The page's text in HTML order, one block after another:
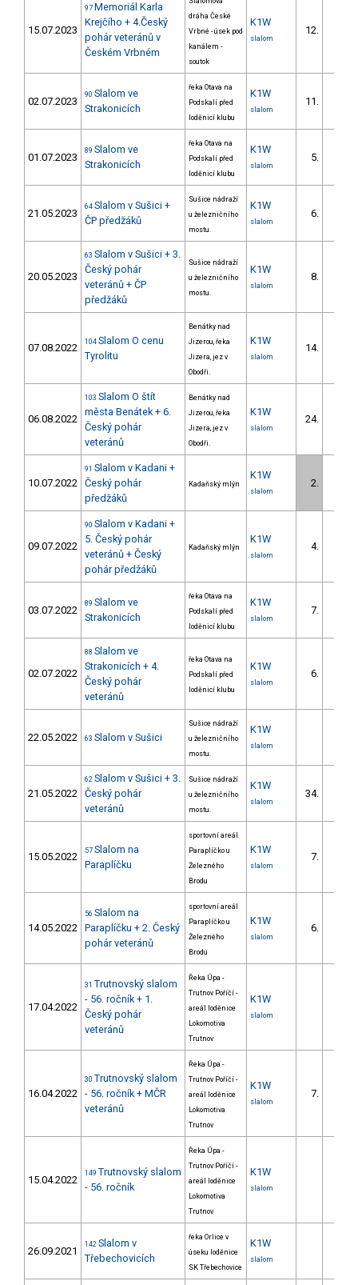
15.07.2023
97 Memoriál Karla
Krejčího + 4.Český
pohár veteránů v
Českém Vrbném
dráha České
Vrbné - úsek pod
kanálem -
soutok
K1W
slalom
12.
02.07.2023
90 Slalom ve
Strakonicích
řeka Otava na
Podskalí před
loděnicí klubu
K1W
slalom
11.
01.07.2023
89 Slalom ve
Strakonicích
řeka Otava na
Podskalí před
loděnicí klubu
K1W
slalom
5.
21.05.2023
64 Slalom v Sušici +
ČP předžáků
Sušice nádraží
u železničního
mostu.
K1W
slalom
6.
20.05.2023
63 Slalom v Sušici + 3.
Český pohár
veteránů + ČP
předžáků
Sušice nádraží
u železničního
mostu.
K1W
slalom
8.
07.08.2022 104 Slalom O cenu
Tyrolitu
Benátky nad
Jizerou, řeka
Jizera, jez v
Obodři.
K1W
slalom
14.
06.08.2022
103 Slalom O štít
města Benátek + 6.
Český pohár
veteránů
Benátky nad
Jizerou, řeka
Jizera, jez v
Obodři.
K1W
slalom
24.
10.07.2022
91 Slalom v Kadani +
Český pohár
předžáků
Kadaňský mlýn
K1W
slalom
2.
09.07.2022
90 Slalom v Kadani +
5. Český pohár
veteránů + Český
pohár předžáků
Kadaňský mlýn
K1W
slalom
4.
03.07.2022
89 Slalom ve
Strakonicích
řeka Otava na
Podskalí před
loděnicí klubu
K1W
slalom
7.
02.07.2022
88 Slalom ve
Strakonicích + 4.
Český pohár
veteránů
řeka Otava na
Podskalí před
loděnicí klubu
K1W
slalom
6.
22.05.2022 63 Slalom v Sušici
Sušice nádraží
u železničního
mostu.
K1W
slalom
21.05.2022
62 Slalom v Sušici + 3.
Český pohár
veteránů
Sušice nádraží
u železničního
mostu.
K1W
slalom
34.
15.05.2022 57 Slalom na
Paraplíčku
sportovní areál
Paraplíčko u
Železného
Brodu
K1W
slalom
7.
14.05.2022
56 Slalom na
Paraplíčku + 2. Český
pohár veteránů
sportovní areál
Paraplíčko u
Železného
Brodu
K1W
slalom
6.
17.04.2022
31 Trutnovský slalom
- 56. ročník + 1.
Český pohár
veteránů
Řeka Úpa -
Trutnov Poříčí -
areál loděnice
Lokomotiva
Trutnov
K1W
slalom
16.04.2022
30 Trutnovský slalom
- 56. ročník + MČR
veteránů
Řeka Úpa -
Trutnov Poříčí -
areál loděnice
Lokomotiva
Trutnov
K1W
slalom
7.
15.04.2022
149 Trutnovský slalom
- 56. ročník
Řeka Úpa -
Trutnov Poříčí -
areál loděnice
Lokomotiva
Trutnov
K1W
slalom
26.09.2021
142 Slalom v
Třebechovicích
řeka Orlice v
úseku loděnice
SK Třebechovice
K1W
slalom